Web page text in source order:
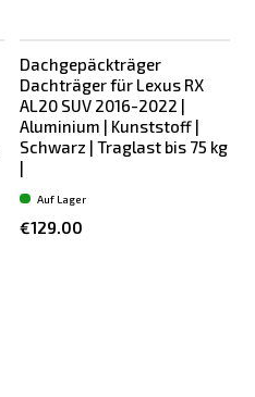
Dachgepäckträger
Dachträger für Lexus RX
AL20 SUV 2016-2022 |
Aluminium | Kunststoff |
Schwarz | Traglast bis 75 kg
|
€129.00
Auf Lager